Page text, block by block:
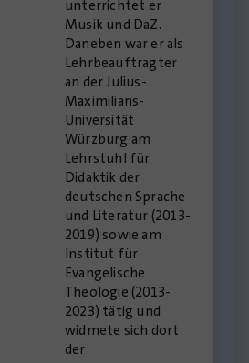
unterrichtet er
Musik und DaZ.
Daneben war er als
Lehrbeauftragter
an der Julius-
Maximilians-
Universität
Würzburg am
Lehrstuhl für
Didaktik der
deutschen Sprache
und Literatur (2013-
2019) sowie am
Institut für
Evangelische
Theologie (2013-
2023) tätig und
widmete sich dort
der